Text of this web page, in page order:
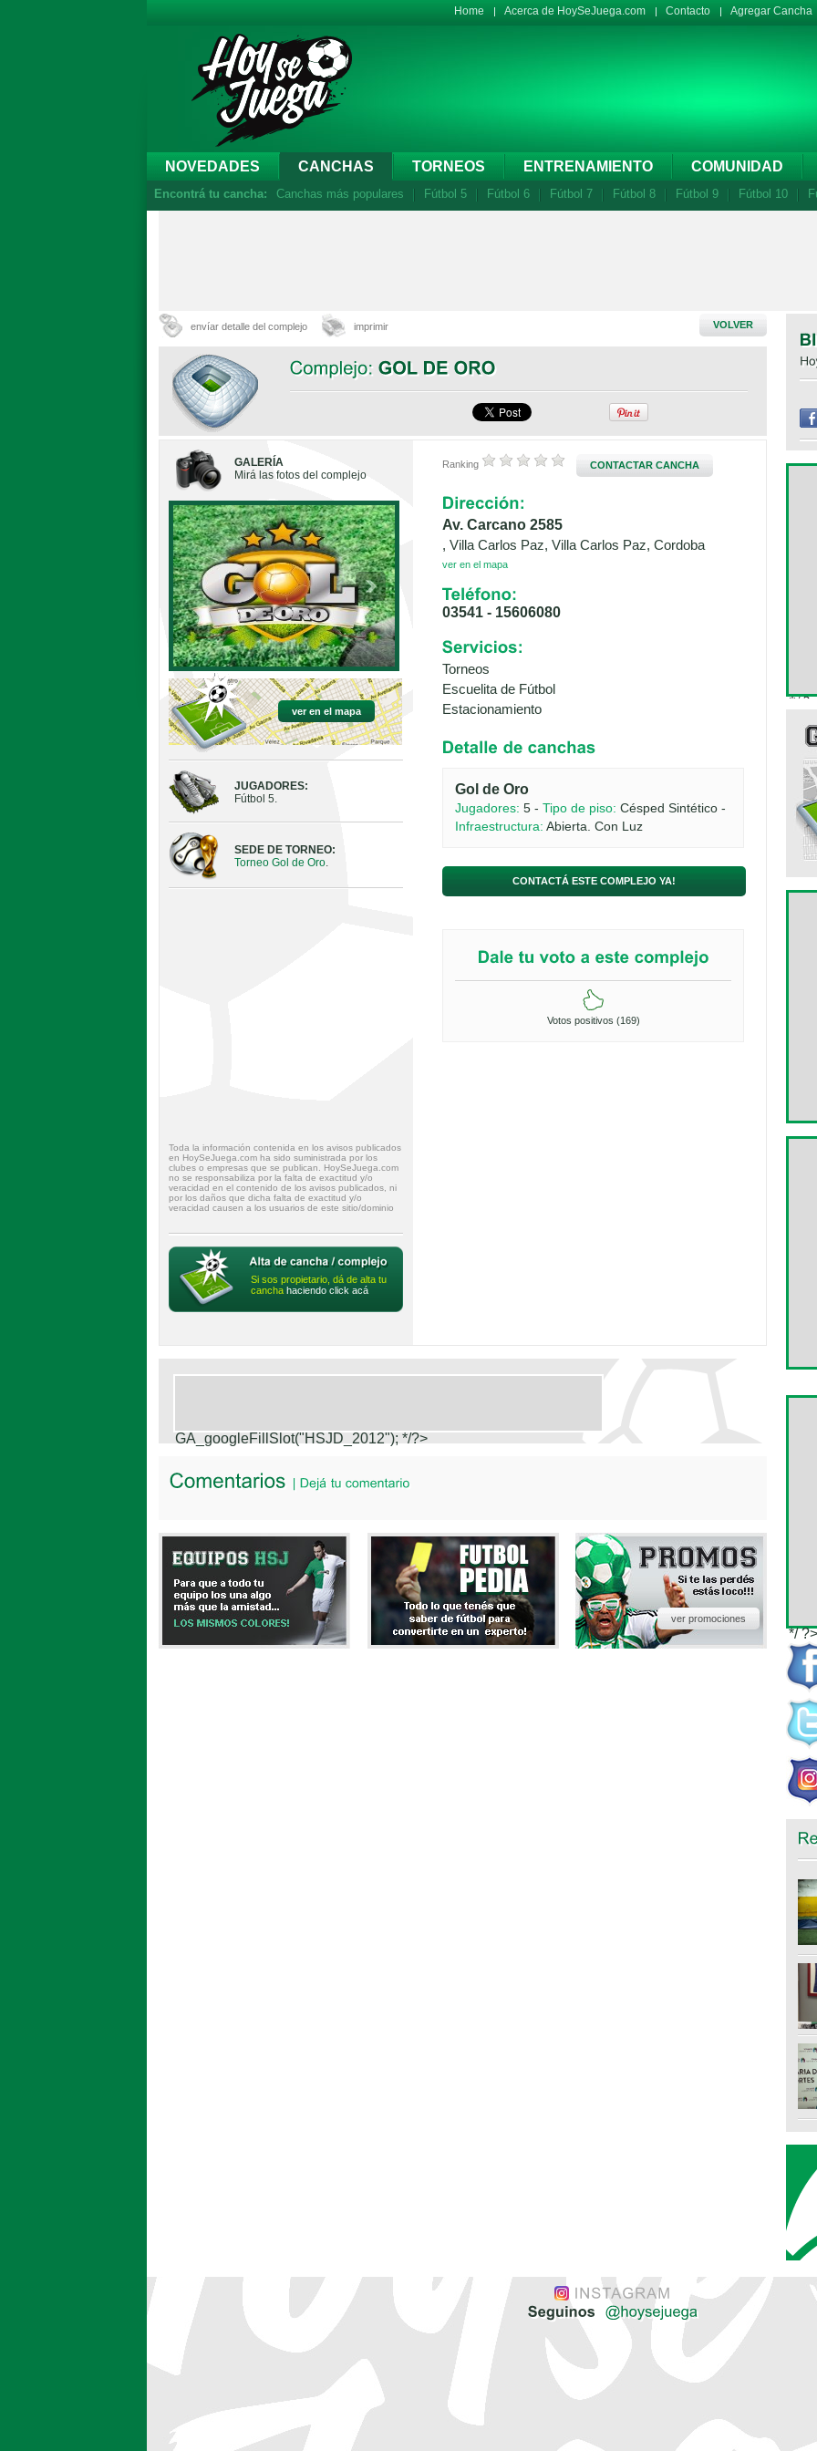
Home Acerca de HoySeJuega.com Contacto Agregar Cancha
NOVEDADES CANCHAS TORNEOS ENTRENAMIENTO COMUNIDAD
Encontrá tu cancha: Canchas más populares Fútbol 5 Fútbol 6 Fútbol 7 Fútbol 8 Fútbol 9 Fútbol 10
envíar detalle del complejo imprimir VOLVER
GALERÍA
Mirá las fotos del complejo
ver en el mapa
JUGADORES:
Fútbol 5.
SEDE DE TORNEO:
Torneo Gol de Oro.
Toda la información contenida en los avisos publicados
en HoySeJuega.com ha sido suministrada por los
clubes o empresas que se publican. HoySeJuega.com
no se responsabiliza por la falta de exactitud y/o
veracidad en el contenido de los avisos publicados, ni
por los daños que dicha falta de exactitud y/o
veracidad causen a los usuarios de este sitio/dominio
Si sos propietario, dá de alta tu
cancha haciendo click acá
Ranking CONTACTAR CANCHA
Av. Carcano 2585
, Villa Carlos Paz, Villa Carlos Paz, Cordoba
ver en el mapa
03541 - 15606080
Torneos
Escuelita de Fútbol
Estacionamiento
Gol de Oro
Jugadores: 5 - Tipo de piso: Césped Sintético -
Infraestructura: Abierta. Con Luz
CONTACTÁ ESTE COMPLEJO YA!
Votos positivos (169)
GA_googleFillSlot("HSJD_2012"); */?>
ver promociones
*/ ?>